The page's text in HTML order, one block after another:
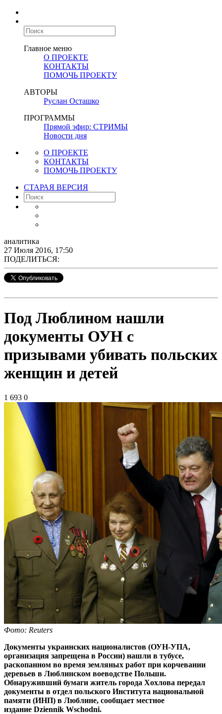
Главное меню
О ПРОЕКТЕ
КОНТАКТЫ
ПОМОЧЬ ПРОЕКТУ
АВТОРЫ
Руслан Осташко
ПРОГРАММЫ
Прямой эфир: СТРИМЫ
Новости дня
О ПРОЕКТЕ
КОНТАКТЫ
ПОМОЧЬ ПРОЕКТУ
СТАРАЯ ВЕРСИЯ
аналитика
27 Июля 2016, 17:50
ПОДЕЛИТЬСЯ:
Под Люблином нашли
документы ОУН с
призывами убивать польских
женщин и детей
1 693 0
Фото: Reuters
Документы украинских националистов (ОУН-УПА,
организация запрещена в России) нашли в тубусе,
раскопанном во время земляных работ при корчевании
деревьев в Люблинском воеводстве Польши.
Обнаруживший бумаги житель города Хохлова передал
документы в отдел польского Института национальной
памяти (ИНП) в Люблине, сообщает местное
издание Dziennik Wschodni.